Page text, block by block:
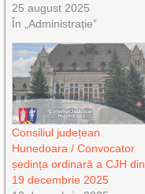
25 august 2025
În „Administrație”
Consiliul județean
Hunedoara / Convocator
ședința ordinară a CJH din
19 decembrie 2025